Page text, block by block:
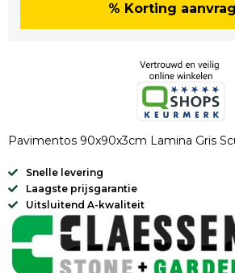
% Korting
Pavimentos 90x90x3cm Lamina Gris
Snelle levering
Laagste prijsgarantie
Uitsluitend A-kwaliteit